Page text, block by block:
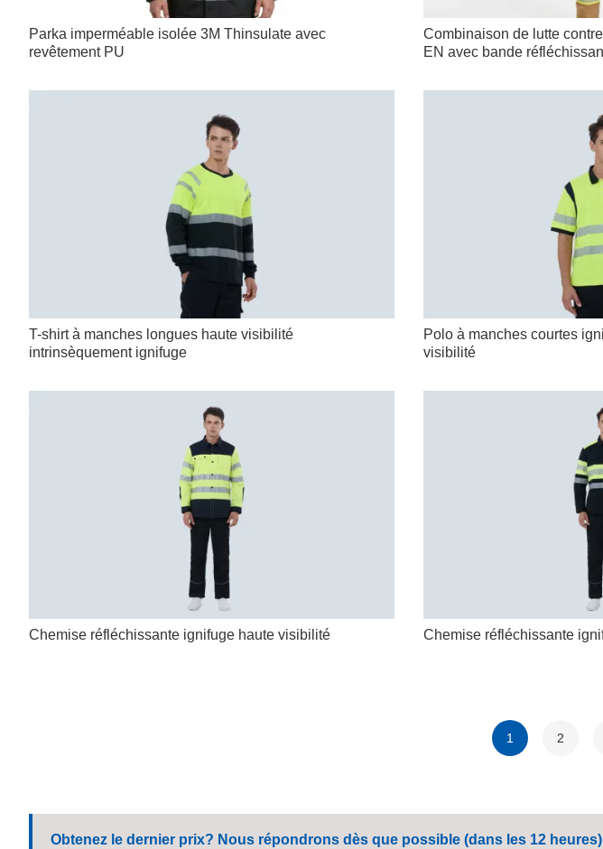
Parka imperméable isolée 3M Thinsulate avec
revêtement PU
Combinaison de lutte
EN avec bande
T-shirt à manches longues haute visibilité
intrinsèquement ignifuge
Polo à manches courtes
visibilité
Chemise réfléchissante ignifuge haute visibilité Chemise réfléchissante
1 2
Obtenez le dernier prix? Nous répondrons dès que possible (dans les 12 heures)